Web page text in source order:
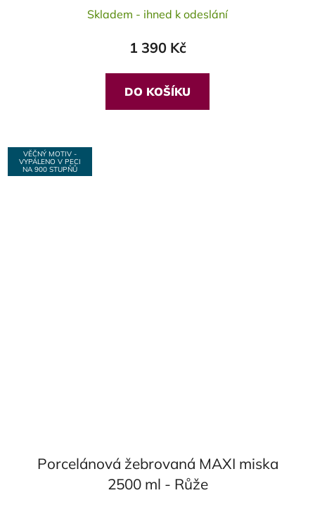
hodnocení
je
5,0
z
5
Skladem - ihned k odeslání
1 390 Kč
DO KOŠÍKU
VĚČNÝ MOTIV -
VYPÁLENO V PECI
NA 900 STUPŇŮ
Porcelánová žebrovaná MAXI miska
2500 ml - Růže